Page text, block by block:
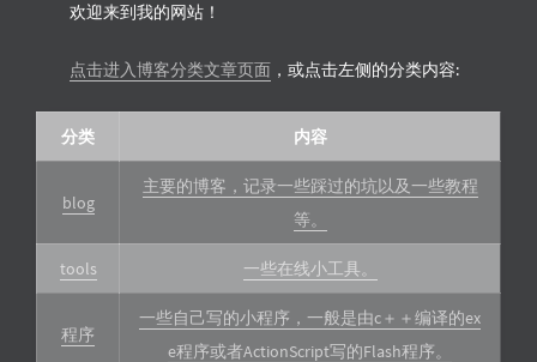
欢迎来到我的网站！
点击进入博客分类文章页面 ，或点击左侧的分类内容:
分类 内容
blog
主要的博客，记录一些踩过的坑以及一些教程
等。
tools 一些在线小工具。
程序
一些自己写的小程序，一般是由c＋＋编译的ex
e程序或者ActionScript写的Flash程序。